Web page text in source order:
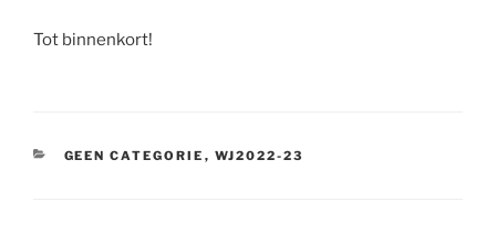
Tot binnenkort!
CATEGORIEËN
GEEN CATEGORIE , WJ2022-23